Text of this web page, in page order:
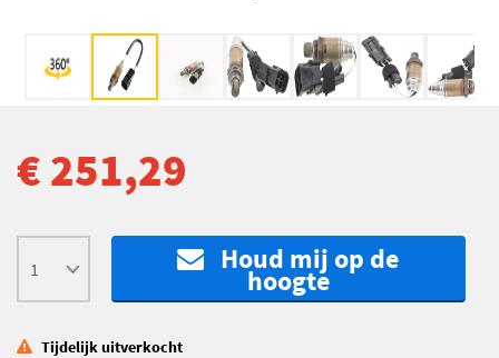
€ 251,29
Houd mij op de
hoogte
Tijdelijk uitverkocht